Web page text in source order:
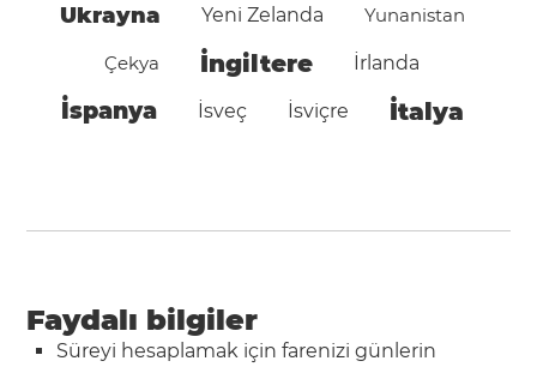
Ukrayna Yeni Zelanda Yunanistan
Çekya İngiltere İrlanda
İspanya İsveç İsviçre İtalya
Faydalı bilgiler
Süreyi hesaplamak için farenizi günlerin